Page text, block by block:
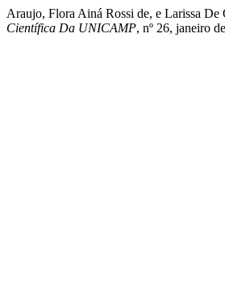
Araujo, Flora Ainá Rossi de, e Larissa
Científica Da UNICAMP, nº 26, janeiro